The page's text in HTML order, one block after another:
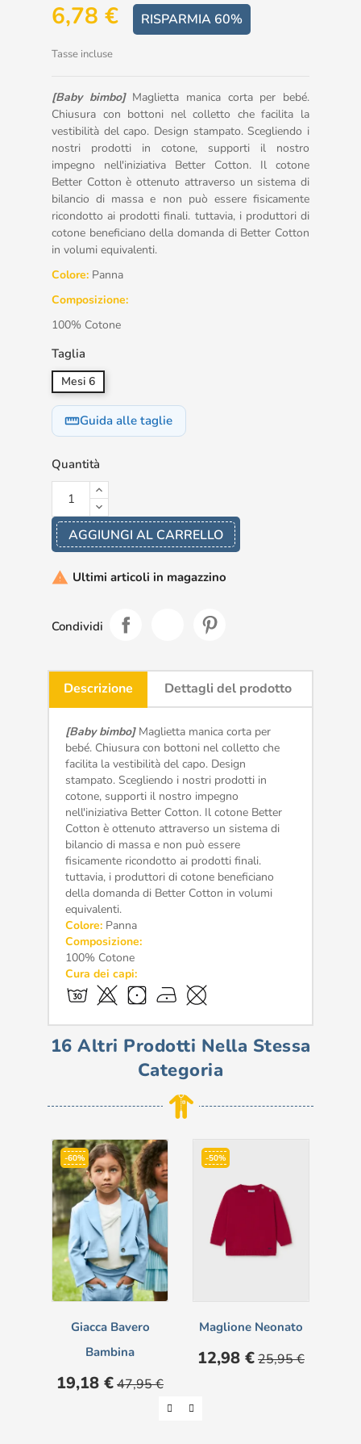
6,78 € RISPARMIA 60%
Tasse incluse
[Baby bimbo] Maglietta manica corta per bebé.
Chiusura con bottoni nel colletto che facilita la
vestibilità del capo. Design stampato. Scegliendo i
nostri prodotti in cotone, supporti il nostro
impegno nell'iniziativa Better Cotton. Il cotone
Better Cotton è ottenuto attraverso un sistema di
bilancio di massa e non può essere fisicamente
ricondotto ai prodotti finali. tuttavia, i produttori di
cotone beneficiano della domanda di Better Cotton
in volumi equivalenti.
Colore: Panna
Composizione:
100% Cotone
Taglia
Mesi 6
straightenGuida alle taglie
Quantità
AGGIUNGI AL CARRELLO
 Ultimi articoli in magazzino
Condividi
Descrizione Dettagli del prodotto
[Baby bimbo] Maglietta manica corta per
bebé. Chiusura con bottoni nel colletto che
facilita la vestibilità del capo. Design
stampato. Scegliendo i nostri prodotti in
cotone, supporti il nostro impegno
nell'iniziativa Better Cotton. Il cotone Better
Cotton è ottenuto attraverso un sistema di
bilancio di massa e non può essere
fisicamente ricondotto ai prodotti finali.
tuttavia, i produttori di cotone beneficiano
della domanda di Better Cotton in volumi
equivalenti.
Colore: Panna
Composizione:
100% Cotone
Cura dei capi:
16 Altri Prodotti Nella Stessa
Categoria
-60%
Giacca Bavero
Bambina
Prezzo
19,18 € Prezzo
base
47,95 €
-50%
Maglione Neonato
Prezzo
12,98 € Prezzo
base
25,95 €